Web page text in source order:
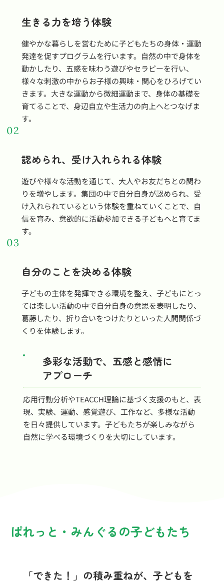
生きる力を培う体験
健やかな暮らしを営むために子どもたちの身体・運動
発達を促すプログラムを行います。自然の中で身体を
動かしたり、五感を味わう遊びやセラピーを行い、
様々な刺激の中からお子様の興味・関心をひろげてい
きます。大きな運動から微細運動まで、身体の基礎を
育てることで、身辺自立や生活力の向上へとつなげま
す。
認められ、受け入れられる体験
遊びや様々な活動を通じて、大人やお友だちとの関わ
りを増やします。集団の中で自分自身が認められ、受
け入れられているという体験を重ねていくことで、自
信を育み、意欲的に活動参加できる子どもへと育てま
す。
02
自分のことを決める体験
子どもの主体を発揮できる環境を整え、子どもにとっ
ては楽しい活動の中で自分自身の意思を表明したり、
葛藤したり、折り合いをつけたりといった人間関係づ
くりを体験します。
03
多彩な活動で、五感と感情に
アプローチ
応用行動分析やTEACCH理論に基づく支援のもと、表
現、実験、運動、感覚遊び、工作など、多様な活動
を日々提供しています。子どもたちが楽しみながら
自然に学べる環境づくりを大切にしています。
ぱれっと・みんぐるの子どもたち
「できた！」の積み重ねが、子どもを